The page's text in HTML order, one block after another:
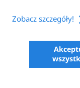
Zobacz szczegóły!